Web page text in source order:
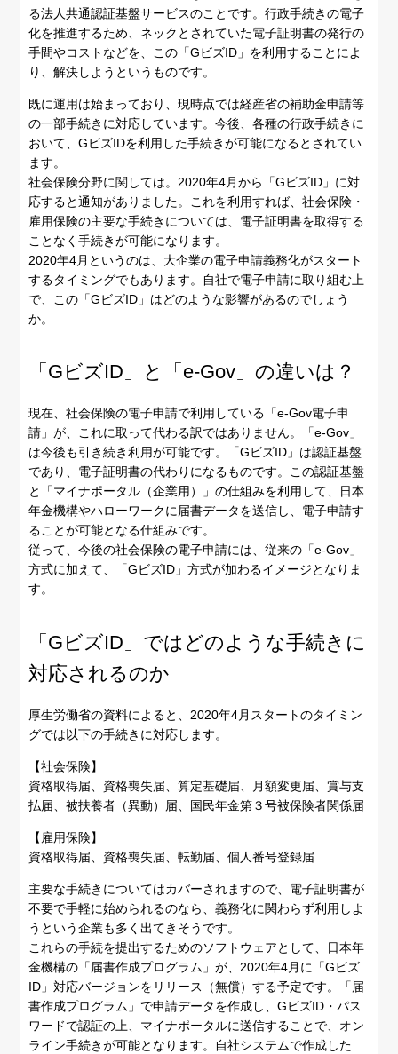
る法人共通認証基盤サービスのことです。行政手続きの電子
化を推進するため、ネックとされていた電子証明書の発行の
手間やコストなどを、この「GビズID」を利用することによ
り、解決しようというものです。
既に運用は始まっており、現時点では経産省の補助金申請等
の一部手続きに対応しています。今後、各種の行政手続きに
おいて、GビズIDを利用した手続きが可能になるとされてい
ます。
社会保険分野に関しては。2020年4月から「GビズID」に対
応すると通知がありました。これを利用すれば、社会保険・
雇用保険の主要な手続きについては、電子証明書を取得する
ことなく手続きが可能になります。
2020年4月というのは、大企業の電子申請義務化がスタート
するタイミングでもあります。自社で電子申請に取り組む上
で、この「GビズID」はどのような影響があるのでしょう
か。
「GビズID」と「e-Gov」の違いは？
現在、社会保険の電子申請で利用している「e-Gov電子申
請」が、これに取って代わる訳ではありません。「e-Gov」
は今後も引き続き利用が可能です。「GビズID」は認証基盤
であり、電子証明書の代わりになるものです。この認証基盤
と「マイナポータル（企業用）」の仕組みを利用して、日本
年金機構やハローワークに届書データを送信し、電子申請す
ることが可能となる仕組みです。
従って、今後の社会保険の電子申請には、従来の「e-Gov」
方式に加えて、「GビズID」方式が加わるイメージとなりま
す。
「GビズID」ではどのような手続きに
対応されるのか
厚生労働省の資料によると、2020年4月スタートのタイミン
グでは以下の手続きに対応します。
【社会保険】
資格取得届、資格喪失届、算定基礎届、月額変更届、賞与支
払届、被扶養者（異動）届、国民年金第３号被保険者関係届
【雇用保険】
資格取得届、資格喪失届、転勤届、個人番号登録届
主要な手続きについてはカバーされますので、電子証明書が
不要で手軽に始められるのなら、義務化に関わらず利用しよ
うという企業も多く出てきそうです。
これらの手続を提出するためのソフトウェアとして、日本年
金機構の「届書作成プログラム」が、2020年4月に「Gビズ
ID」対応バージョンをリリース（無償）する予定です。「届
書作成プログラム」で申請データを作成し、GビズID・パス
ワードで認証の上、マイナポータルに送信することで、オン
ライン手続きが可能となります。自社システムで作成した